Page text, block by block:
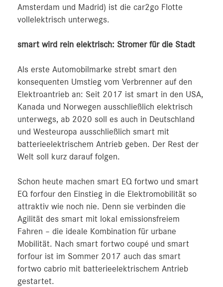
Amsterdam und Madrid) ist die car2go Flotte
vollelektrisch unterwegs.
smart wird rein elektrisch: Stromer für die Stadt
Als erste Automobilmarke strebt smart den
konsequenten Umstieg vom Verbrenner auf den
Elektroantrieb an: Seit 2017 ist smart in den USA,
Kanada und Norwegen ausschließlich elektrisch
unterwegs, ab 2020 soll es auch in Deutschland
und Westeuropa ausschließlich smart mit
batterieelektrischem Antrieb geben. Der Rest der
Welt soll kurz darauf folgen.
Schon heute machen smart EQ fortwo und smart
EQ forfour den Einstieg in die Elektromobilität so
attraktiv wie noch nie. Denn sie verbinden die
Agilität des smart mit lokal emissionsfreiem
Fahren – die ideale Kombination für urbane
Mobilität. Nach smart fortwo coupé und smart
forfour ist im Sommer 2017 auch das smart
fortwo cabrio mit batterieelektrischem Antrieb
gestartet.